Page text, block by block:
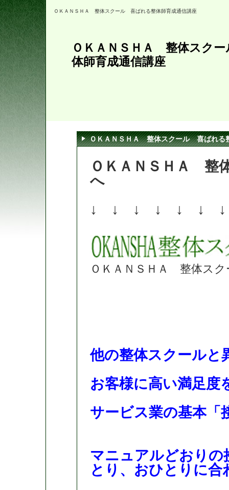
ＯＫＡＮＳＨＡ 整体スクール 喜ばれる整体師育成通信講座
ＯＫＡＮＳＨＡ 整体ス
体師育成通信講座
ＯＫＡＮＳＨＡ 整体スクール 喜ばれる
ＯＫＡＮＳＨＡ 整
へ
↓ ↓ ↓ ↓ ↓ ↓ ↓
ＯＫＡＮＳＨＡ 整体ス
他の整体スクールと
お客様に高い満足度
サービス業の基本「
マニュアルどおりの
とり、おひとりに合